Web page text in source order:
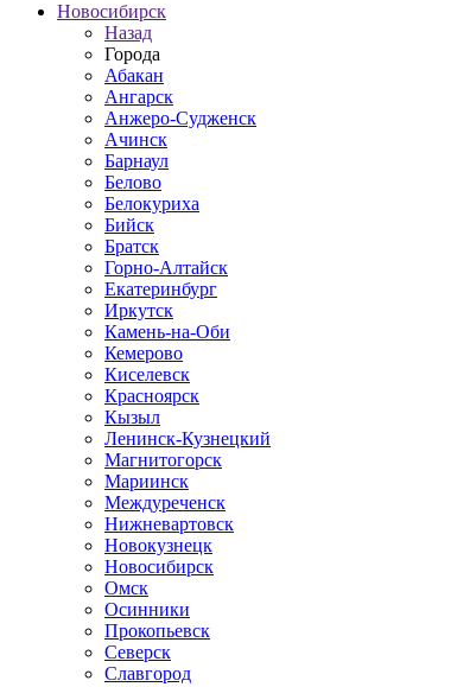
Новосибирск
Назад
Города
Абакан
Ангарск
Анжеро-Судженск
Ачинск
Барнаул
Белово
Белокуриха
Бийск
Братск
Горно-Алтайск
Екатеринбург
Иркутск
Камень-на-Оби
Кемерово
Киселевск
Красноярск
Кызыл
Ленинск-Кузнецкий
Магнитогорск
Мариинск
Междуреченск
Нижневартовск
Новокузнецк
Новосибирск
Омск
Осинники
Прокопьевск
Северск
Славгород